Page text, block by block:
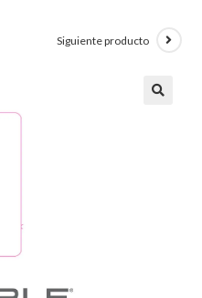
Siguiente producto